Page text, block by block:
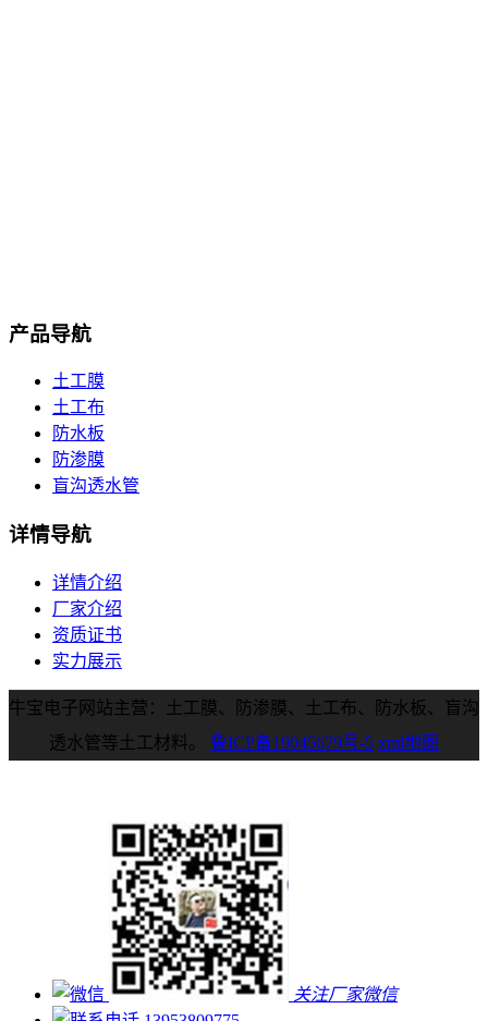
产品导航
土工膜
土工布
防水板
防渗膜
盲沟透水管
详情导航
详情介绍
厂家介绍
资质证书
实力展示
牛宝电子网站主营：土工膜、防渗膜、土工布、防水板、盲沟
透水管等土工材料。 鲁ICP备19045679号-5 xml地图
关注厂家微信